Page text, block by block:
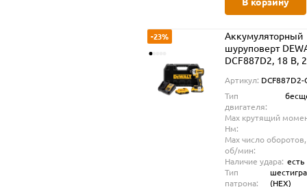
-23%
Аккумуляторный
шуруповерт
DCF887D2, 18 В,
Ач и ЗУ, в кейсе
(DCF887D2-QW)
Артикул: DCF887D2-
Тип
двигателя:
Max крутящий
Нм:
Max число оборотов,
об/мин:
Наличие удара: есть
Тип
патрона:
(HEX)